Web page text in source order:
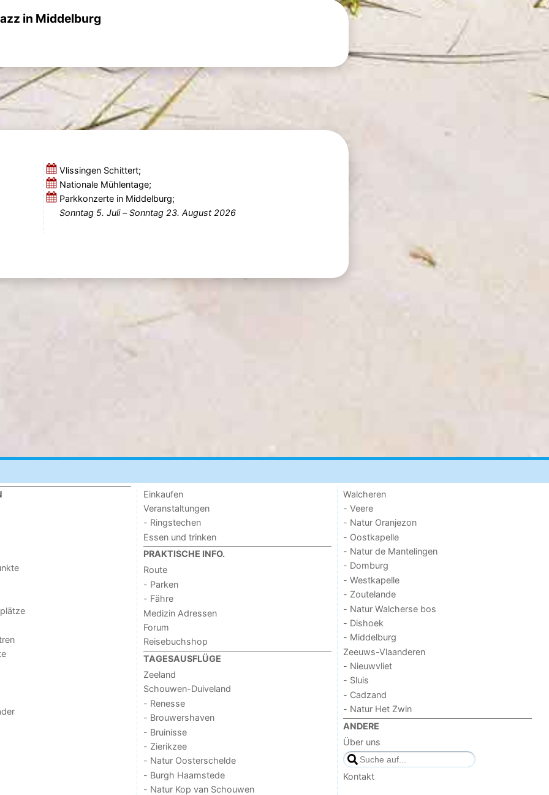
in Middelburg
Vlissingen Schittert;
Nationale Mühlentage;
Parkkonzerte in Middelburg;
Sonntag 5. Juli–Sonntag 23. August 2026
Einkaufen
Veranstaltungen
- Ringstechen
Essen und trinken
PRAKTISCHE INFO.
Route
- Parken
- Fähre
Medizin Adressen
Forum
Reisebuchshop
TAGESAUSFLÜGE
Zeeland
Schouwen-Duiveland
- Renesse
- Brouwershaven
- Bruinisse
- Zierikzee
- Natur Oosterschelde
- Burgh Haamstede
- Natur Kop van Schouwen
Walcheren
- Veere
- Natur Oranjezon
- Oostkapelle
- Natur de Mantelingen
- Domburg
- Westkapelle
- Zoutelande
- Natur Walcherse bos
- Dishoek
- Middelburg
Zeeuws-Vlaanderen
- Nieuwvliet
- Sluis
- Cadzand
- Natur Het Zwin
ANDERE
Über uns
Kontakt